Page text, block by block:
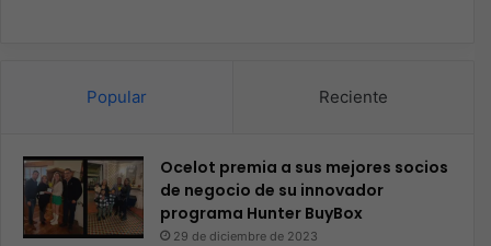
Popular Reciente
Ocelot premia a sus mejores socios
de negocio de su innovador
programa Hunter BuyBox
29 de diciembre de 2023